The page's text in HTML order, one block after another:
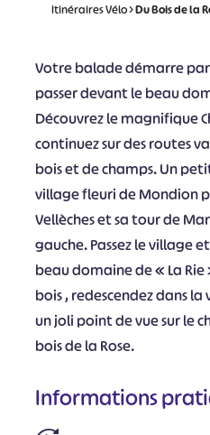
Itinéraires Vélo>Du Bois de la
Votre balade démarre
passer devant le beau
Découvrez le magnifique
continuez sur des routes
bois et de champs. Un
village fleuri de Mondion
Vellèches et sa tour de
gauche. Passez le village
beau domaine de « La Rie
bois , redescendez dans
un joli point de vue sur le
bois de la Rose.
Informations